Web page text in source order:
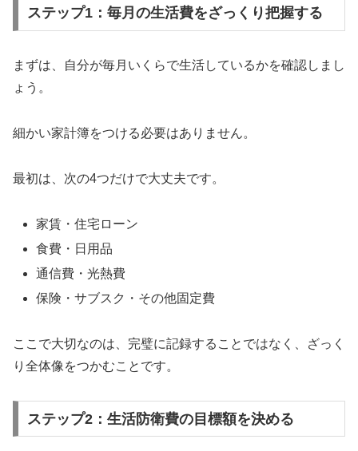
ステップ1：毎月の生活費をざっくり把握する
まずは、自分が毎月いくらで生活しているかを確認しまし
ょう。
細かい家計簿をつける必要はありません。
最初は、次の4つだけで大丈夫です。
家賃・住宅ローン
食費・日用品
通信費・光熱費
保険・サブスク・その他固定費
ここで大切なのは、完璧に記録することではなく、ざっく
り全体像をつかむことです。
ステップ2：生活防衛費の目標額を決める